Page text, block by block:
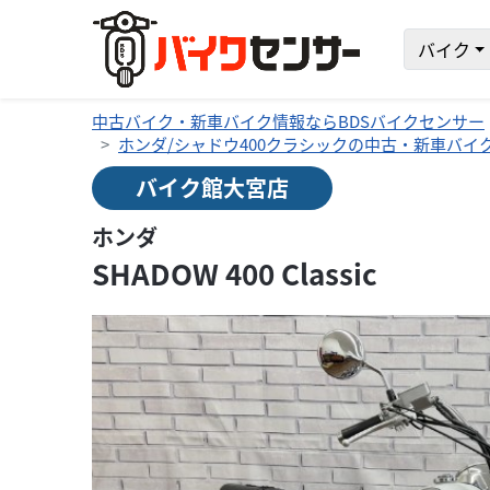
バイク
中古バイク・新車バイク情報ならBDSバイクセンサー
ホンダ/シャドウ400クラシックの中古・新車バイ
バイク館大宮店
ホンダ
SHADOW 400 Classic